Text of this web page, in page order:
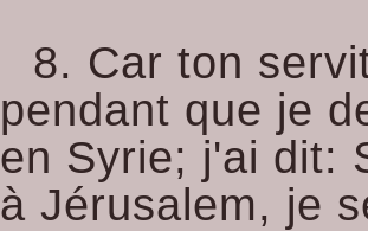
8. Car ton
pendant que je
en Syrie; j'ai dit:
à Jérusalem, je